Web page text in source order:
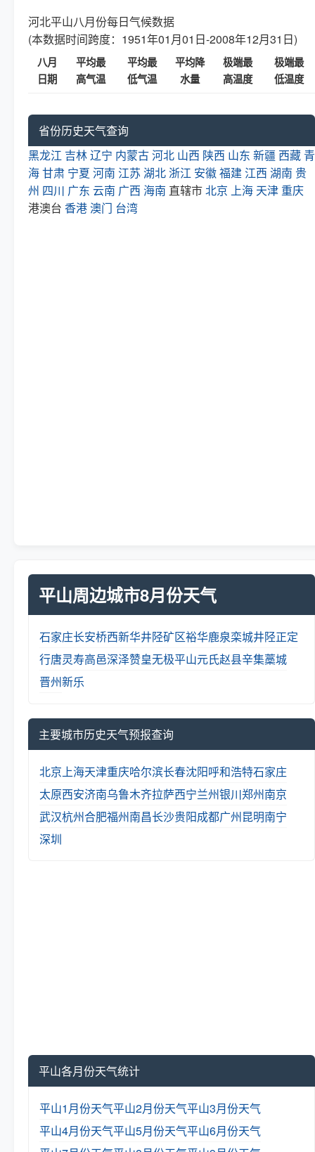
河北平山八月份每日气候数据
(本数据时间跨度：1951年01月01日-2008年12月31日)
八月
日期
平均最
高气温
平均最
低气温
平均降
水量
极端最
高温度
极端最
低温度
省份历史天气查询
黑龙江 吉林辽宁 内蒙古河北 山西 陕西 山东 新疆 西藏 青
海甘肃 宁夏 河南 江苏 湖北 浙江 安徽福建 江西 湖南 贵
州 四川 广东 云南 广西 海南 直辖市北京 上海 天津 重庆
港澳台 香港澳门 台湾
平山周边城市8月份天气
石家庄长安桥西新华井陉矿区裕华鹿泉栾城井陉正定
行唐灵寿高邑深泽赞皇无极平山元氏赵县辛集藁城
晋州新乐
主要城市历史天气预报查询
北京 上海天津重庆哈尔滨长春沈阳呼和浩特石家庄
太原西安济南乌鲁木齐拉萨西宁兰州银川郑州南京
武汉杭州合肥福州南昌长沙贵阳成都广州昆明南宁
深圳
平山各月份天气统计
平山1月份天气平山2月份天气平山3月份天气
平山4月份天气平山5月份天气平山6月份天气